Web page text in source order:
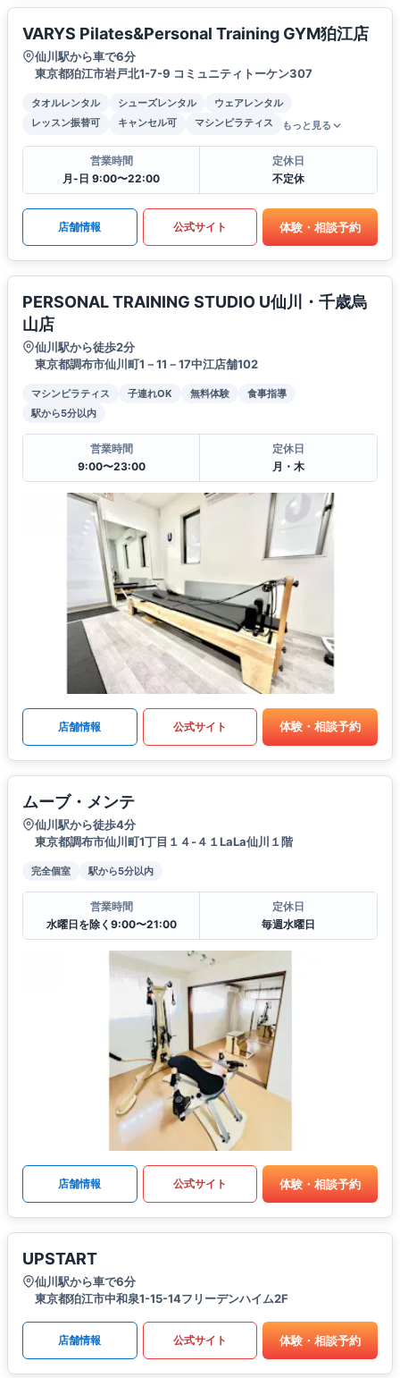
VARYS Pilates&Personal Training GYM狛江店
仙川駅から車で6分
東京都狛江市岩戸北1-7-9 コミュニティトーケン307
タオルレンタル シューズレンタル
ウェアレンタル
レッスン振替可
キャンセル可 マシンピラティス もっと見る
営業時間
月-日 9:00〜22:00
定休日
不定休
店舗情報 公式サイト 体験・相談予約
PERSONAL TRAINING STUDIO U仙川・千歳烏
山店
仙川駅から徒歩2分
東京都調布市仙川町1－11－17中江店舗102
マシンピラティス 子連れOK 無料体験
食事指導
駅から5分以内
営業時間
9:00〜23:00
定休日
月・木
店舗情報 公式サイト 体験・相談予約
ムーブ・メンテ
仙川駅から徒歩4分
東京都調布市仙川町1丁目１４-４１LaLa仙川１階
完全個室 駅から5分以内
営業時間
水曜日を除く9:00〜21:00
定休日
毎週水曜日
店舗情報 公式サイト 体験・相談予約
UPSTART
仙川駅から車で6分
東京都狛江市中和泉1-15-14フリーデンハイム2F
店舗情報 公式サイト 体験・相談予約